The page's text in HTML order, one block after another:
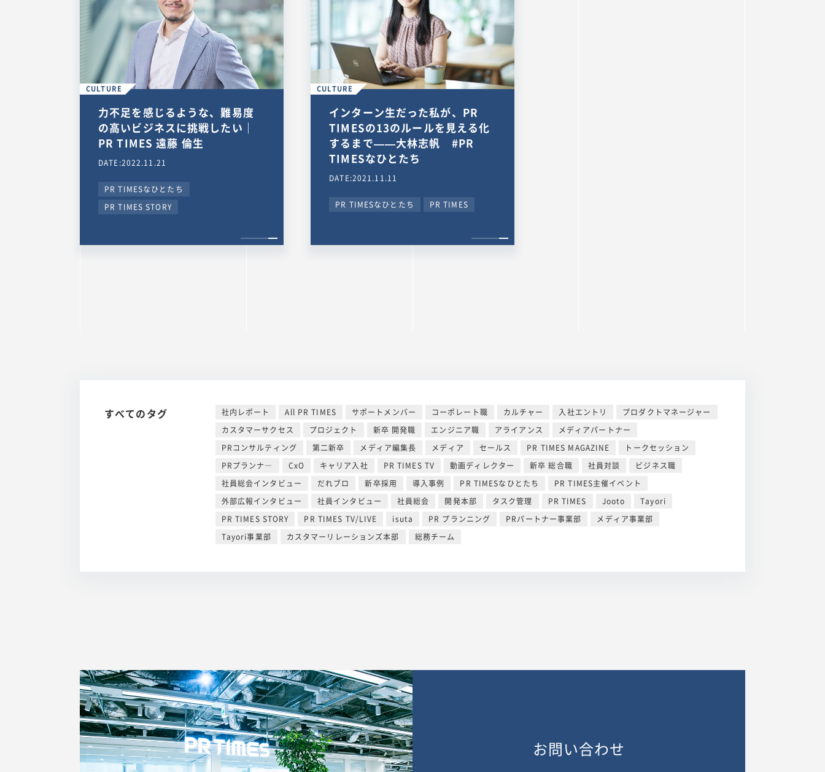
CULTURE
力不足を感じるような、難易度
の高いビジネスに挑戦したい｜
PR TIMES 遠藤 倫生
DATE:2022.11.21
PR TIMESなひとたち
PR TIMES STORY
CULTURE
インターン生だった私が、PR
TIMESの13のルールを見える化
するまで——大林志帆 #PR
TIMESなひとたち
DATE:2021.11.11
PR TIMESなひとたち PR TIMES
すべてのタグ 社内レポート All PR TIMES サポートメンバー コーポレート職 カルチャー 入社エントリ
プロダクトマネージャー
カスタマーサクセス
プロジェクト 新卒 開発職 エンジニア職 アライアンス
メディアパートナー
PRコンサルティング
第二新卒 メディア編集長 メディア セールス PR TIMES MAGAZINE
トークセッション
PRプランナ―
CxO キャリア入社 PR TIMES TV 動画ディレクター 新卒 総合職 社員対談
ビジネス職
社員総会インタビュー
だれブロ 新卒採用 導入事例 PR TIMESなひとたち
PR TIMES主催イベント
外部広報インタビュー
社員インタビュー 社員総会 開発本部 タスク管理 PR TIMES Jooto
Tayori
PR TIMES STORY
PR TIMES TV/LIVE isuta PR プランニング PRパートナー事業部
メディア事業部
Tayori事業部
カスタマーリレーションズ本部 総務チーム
お問い合わせ